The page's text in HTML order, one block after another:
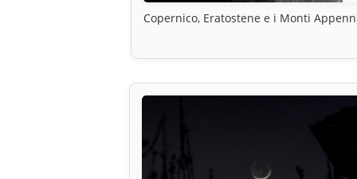
Copernico, Eratostene e i Monti